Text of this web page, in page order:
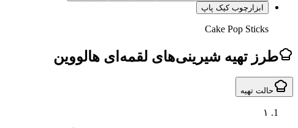
ابزار چوب کیک پاپ
Cake Pop Sticks
طرز تهیه شیرینی‌های لقمه‌ای هالووین
حالت تهیه
۱